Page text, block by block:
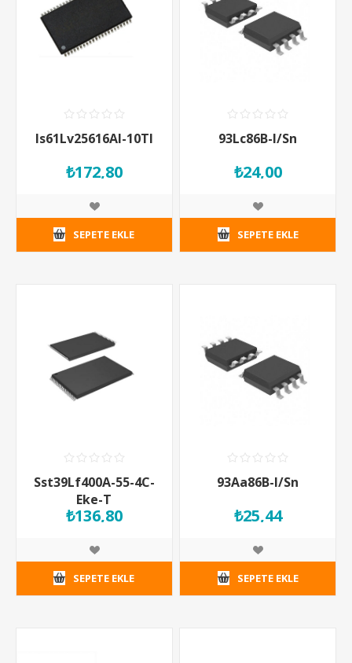
Is61Lv25616Al-10Tl
₺172,80
SEPETE EKLE
93Lc86B-I/Sn
₺24,00
SEPETE EKLE
Sst39Lf400A-55-4C-
Eke-T
₺136,80
SEPETE EKLE
93Aa86B-I/Sn
₺25,44
SEPETE EKLE